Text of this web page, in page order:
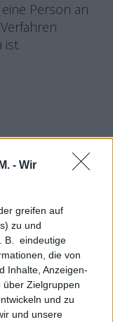
- Wir
greifen auf
zu und
B. eindeutige
die von
Inhalte, Anzeigen-
Zielgruppen
und zu
und unsere
Person an
ist.